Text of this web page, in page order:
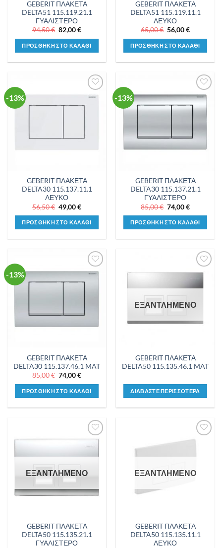
GEBERIT ΠΛΑΚΕΤΑ
DELTA51 115.119.21.1
ΓΥΑΛΙΣΤΕΡΟ
94,50€ Original
price
was:
94,50 €.
82,00€Η
τιμή
είναι:
82,00 €.
ΠΡΟΣΘΗΚΗ ΣΤΟ ΚΑΛΑΘΙ
GEBERIT ΠΛΑΚΕΤΑ
DELTA51 115.119.11.1
ΛΕΥΚΟ
65,00€ Original
price
was:
65,00 €.
56,00€Η
τιμή
είναι:
56,00 €.
ΠΡΟΣΘΗΚΗ ΣΤΟ ΚΑΛΑΘΙ
-13%
Προσθήκη
GEBERIT ΠΛΑΚΕΤΑ
DELTA30 115.137.11.1
ΛΕΥΚΟ
56,50€ Original
price
was:
56,50 €.
49,00€Η
τιμή
είναι:
49,00 €.
ΠΡΟΣΘΗΚΗ ΣΤΟ ΚΑΛΑΘΙ
-13%
Προσθήκη
στη λίστα
επιθυμιών
GEBERIT ΠΛΑΚΕΤΑ
DELTA30 115.137.21.1
ΓΥΑΛΙΣΤΕΡΟ
85,00€ Original
price
was:
85,00 €.
74,00€Η
τιμή
είναι:
74,00 €.
ΠΡΟΣΘΗΚΗ ΣΤΟ ΚΑΛΑΘΙ
-13%
Προσθήκη
στη λίστα
GEBERIT ΠΛΑΚΕΤΑ
DELTA30 115.137.46.1 MAT
85,00€ Original
price
was:
85,00 €.
74,00€Η
τιμή
είναι:
74,00 €.
ΠΡΟΣΘΗΚΗ ΣΤΟ ΚΑΛΑΘΙ
Προσθήκη
στη λίστα
επιθυμιών
ΕΞΑΝΤΛΗΜΕΝΟ
GEBERIT ΠΛΑΚΕΤΑ
DELTA50 115.135.46.1 MAT
ΔΙΑΒΑΣΤΕ ΠΕΡΙΣΣΟΤΕΡΑ
στη λίστα
επιθυμιών
ΕΞΑΝΤΛΗΜΕΝΟ
GEBERIT ΠΛΑΚΕΤΑ
DELTA50 115.135.21.1
ΓΥΑΛΙΣΤΕΡΟ
Προσθήκη
επιθυμιών
ΕΞΑΝΤΛΗΜΕΝΟ
GEBERIT ΠΛΑΚΕΤΑ
DELTA50 115.135.11.1
ΛΕΥΚΟ